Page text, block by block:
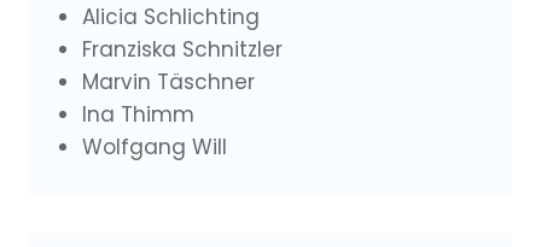
Alicia Schlichting
Franziska Schnitzler
Marvin Täschner
Ina Thimm
Wolfgang Will